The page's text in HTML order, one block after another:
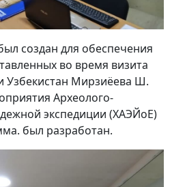
создан для обеспечения
во время визита
Узбекистан Мирзиёева Ш.
Археолого-
экспедиции (ХАЭЙоЕ)
был разработан.